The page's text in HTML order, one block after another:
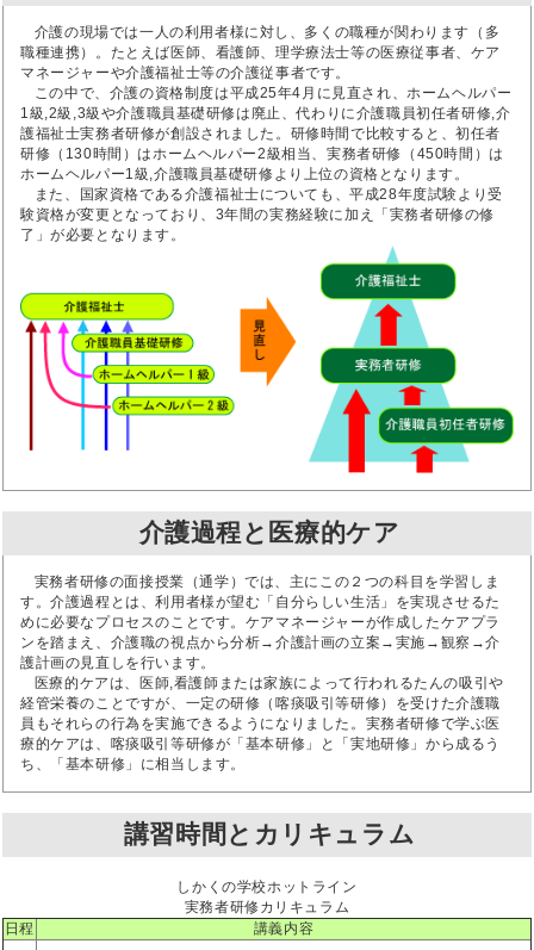
介護の現場では一人の利用者様に対し、多くの職種が関わります（多
職種連携）。たとえば医師、看護師、理学療法士等の医療従事者、ケア
マネージャーや介護福祉士等の介護従事者です。
この中で、介護の資格制度は平成25年4月に見直され、ホームヘルパー
1級,2級,3級や介護職員基礎研修は廃止、代わりに介護職員初任者研修,介
護福祉士実務者研修が創設されました。研修時間で比較すると、初任者
研修（130時間）はホームヘルパー2級相当、実務者研修（450時間）は
ホームヘルパー1級,介護職員基礎研修より上位の資格となります。
また、国家資格である介護福祉士についても、平成28年度試験より受
験資格が変更となっており、3年間の実務経験に加え「実務者研修の修
了」が必要となります。
介護過程と医療的ケア
実務者研修の面接授業（通学）では、主にこの２つの科目を学習しま
す。介護過程とは、利用者様が望む「自分らしい生活」を実現させるた
めに必要なプロセスのことです。ケアマネージャーが作成したケアプラ
ンを踏まえ、介護職の視点から分析→介護計画の立案→実施→観察→介
護計画の見直しを行います。
医療的ケアは、医師,看護師または家族によって行われるたんの吸引や
経管栄養のことですが、一定の研修（喀痰吸引等研修）を受けた介護職
員もそれらの行為を実施できるようになりました。実務者研修で学ぶ医
療的ケアは、喀痰吸引等研修が「基本研修」と「実地研修」から成るう
ち、「基本研修」に相当します。
講習時間とカリキュラム
しかくの学校ホットライン
実務者研修カリキュラム
日程
講義内容